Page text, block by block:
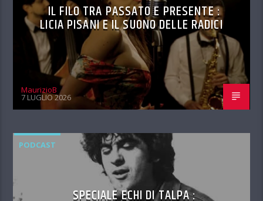
IL FILO TRA PASSATO E PRESENTE :
LICIA PISANI E IL SUONO DELLE RADICI
MaurizioB
7 LUGLIO 2026
PODCAST
SPECIALE ECHI DI TALPA :